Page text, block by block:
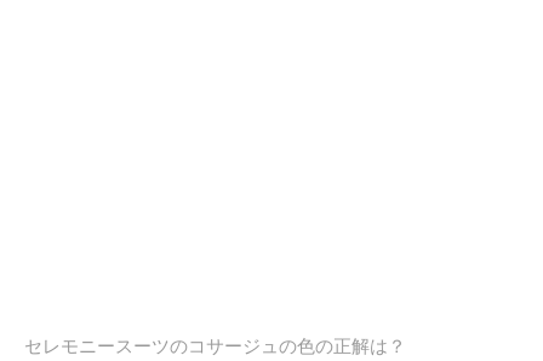
セレモニースーツのコサージュの色の正解は？